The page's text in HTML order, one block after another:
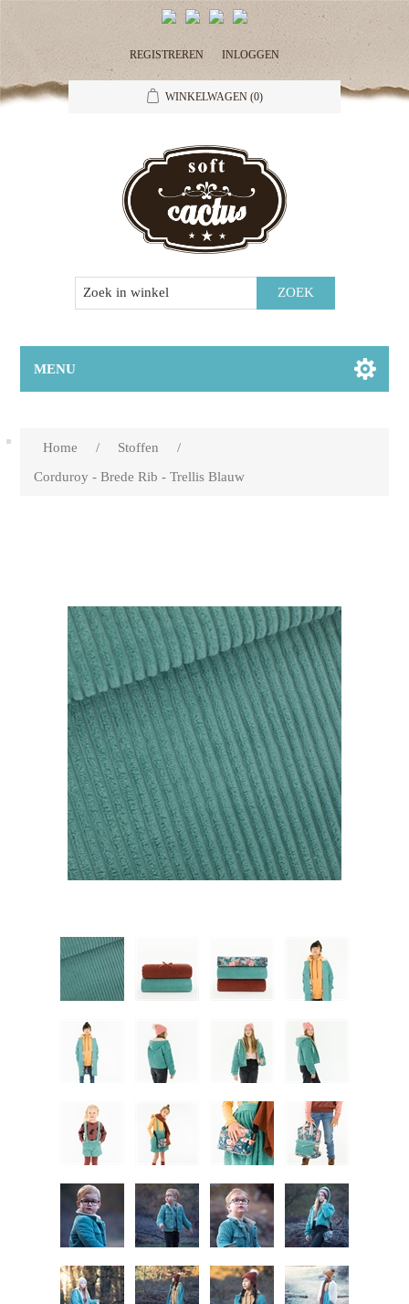
REGISTREREN INLOGGEN
WINKELWAGEN (0)
MENU
Home / Stoffen
/
Corduroy - Brede Rib - Trellis Blauw